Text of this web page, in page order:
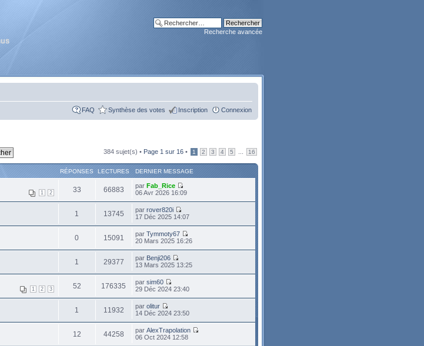
Recherche avancée
FAQ Synthèse des votes Inscription Connexion
384 sujet(s) • Page 1 sur 16 • 1 2 3 4 5 16
RÉPONSES LECTURES DERNIER MESSAGE
1 2 33 66883 parFab_Rice
06 Avr 2026 16:09
1 13745 parrover820i
17 Déc 2025 14:07
0 15091 parTymmoty67
20 Mars 2025 16:26
1 29377 par Benji206
13 Mars 2025 13:25
1 2 3 52 176335 parsim60
29 Déc 2024 23:40
1 11932 parolitur
14 Déc 2024 23:50
12 44258 parAlexTrapolation
06 Oct 2024 12:58